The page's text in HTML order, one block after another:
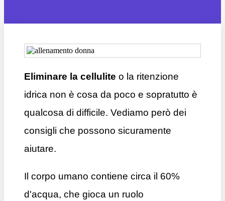
Eliminare la cellulite o la ritenzione
idrica non è cosa da poco e sopratutto è
qualcosa di difficile. Vediamo però dei
consigli che possono sicuramente
aiutare.
Il corpo umano contiene circa il 60%
d'acqua, che gioca un ruolo